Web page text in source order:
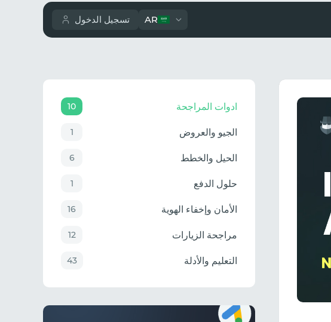
AR تسجيل الدخول
ادوات المراجحة 10
الجيو والعروض 1
الحيل والخطط 6
حلول الدفع 1
الأمان وإخفاء الهوية 16
مراجحة الزيارات 12
التعليم والأدلة 43